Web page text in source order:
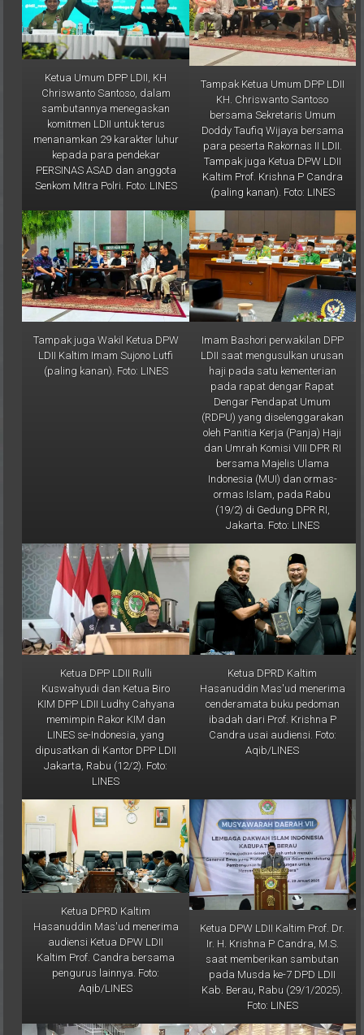
Ketua Umum DPP LDII, KH
Chriswanto Santoso, dalam
sambutannya menegaskan
komitmen LDII untuk terus
menanamkan 29 karakter luhur
kepada para pendekar
PERSINAS ASAD dan anggota
Senkom Mitra Polri. Foto: LINES
Tampak Ketua Umum DPP LDII
KH. Chriswanto Santoso
bersama Sekretaris Umum
Doddy Taufiq Wijaya bersama
para peserta Rakornas II LDII.
Tampak juga Ketua DPW LDII
Kaltim Prof. Krishna P Candra
(paling kanan). Foto: LINES
Tampak juga Wakil Ketua DPW
LDII Kaltim Imam Sujono Lutfi
(paling kanan). Foto: LINES
Imam Bashori perwakilan DPP
LDII saat mengusulkan urusan
haji pada satu kementerian
pada rapat dengar Rapat
Dengar Pendapat Umum
(RDPU) yang diselenggarakan
oleh Panitia Kerja (Panja) Haji
dan Umrah Komisi VIII DPR RI
bersama Majelis Ulama
Indonesia (MUI) dan ormas-
ormas Islam, pada Rabu
(19/2) di Gedung DPR RI,
Jakarta. Foto: LINES
Ketua DPP LDII Rulli
Kuswahyudi dan Ketua Biro
KIM DPP LDII Ludhy Cahyana
memimpin Rakor KIM dan
LINES se-Indonesia, yang
dipusatkan di Kantor DPP LDII
Jakarta, Rabu (12/2). Foto:
LINES
Ketua DPRD Kaltim
Hasanuddin Mas'ud menerima
cenderamata buku pedoman
ibadah dari Prof. Krishna P
Candra usai audiensi. Foto:
Aqib/LINES
Ketua DPRD Kaltim
Hasanuddin Mas'ud menerima
audiensi Ketua DPW LDII
Kaltim Prof. Candra bersama
pengurus lainnya. Foto:
Aqib/LINES
Ketua DPW LDII Kaltim Prof. Dr.
Ir. H. Krishna P Candra, M.S.
saat memberikan sambutan
pada Musda ke-7 DPD LDII
Kab. Berau, Rabu (29/1/2025).
Foto: LINES